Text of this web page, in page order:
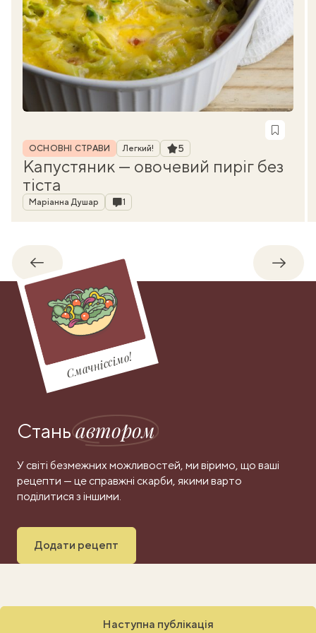
Рубрика
ОСНОВНІ СТРАВИ Легкий! Рейтинг
5
Капустяник — овочевий пиріг без
тіста
Автор
Маріанна Душар Коментарі
1
Назад
Смачніссімо!
Станьавтором
У світі безмежних можливостей, ми віримо, що ваші
рецепти — це справжні скарби, якими варто
поділитися з іншими.
Додати рецепт
Наступна публікація